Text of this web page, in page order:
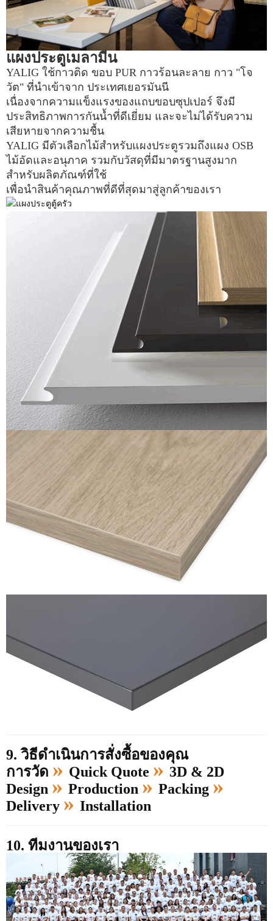
แผงประตูเมลามีน
YALIG ใช้กาวติด ขอบ PUR กาวร้อนละลาย กาว "โจ
วัต" ที่นำเข้าจาก ประเทศเยอรมันนี
เนื่องจากความแข็งแรงของแถบขอบซุปเปอร์ จึงมี
ประสิทธิภาพการกันน้ำที่ดีเยี่ยม และจะไม่ได้รับความ
เสียหายจากความชื้น
YALIG มีตัวเลือกไม้สำหรับแผงประตูรวมถึงแผง OSB
ไม้อัดและอนุภาค รวมกับวัสดุที่มีมาตรฐานสูงมาก
สำหรับผลิตภัณฑ์ที่ใช้
เพื่อนำสินค้าคุณภาพที่ดีที่สุดมาสู่ลูกค้าของเรา
9. วิธีดำเนินการสั่งซื้อของคุณ
การวัด » Quick Quote » 3D & 2D
Design » Production » Packing »
Delivery » Installation
10. ทีมงานของเรา